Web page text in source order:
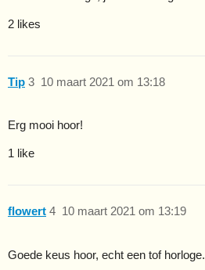
2 likes
Tip 10 maart 2021 om 13:18
3
Erg mooi hoor!
1 like
flowert 10 maart 2021 om 13:19
4
Goede keus hoor, echt een tof horloge.